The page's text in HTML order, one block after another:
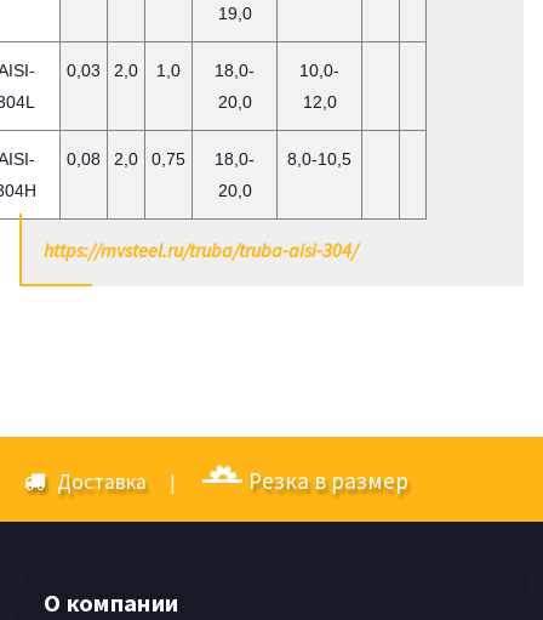
19,0
0,03 2,0 1,0
18,0-
20,0
10,0-
12,0
0,08 2,0 0,75
18,0-
20,0
8,0-10,5
https://mvsteel.ru/truba/truba-aisi-304/
Доставка| Резка в размер
О компании